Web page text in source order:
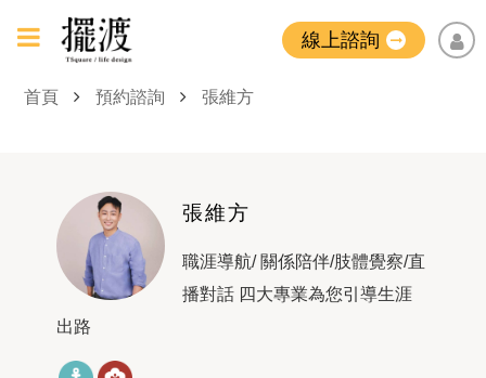
線上諮詢
首頁 預約諮詢 張維方
張維方
職涯導航/ 關係陪伴/肢體覺察/直
播對話 四大專業為您引導生涯
出路